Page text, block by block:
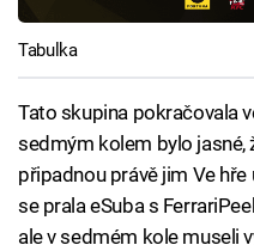
Tabulka
Tato skupina pokračovala
sedmým kolem bylo
připadnou právě jim Ve
se prala eSuba s
ale v sedmém kole museli